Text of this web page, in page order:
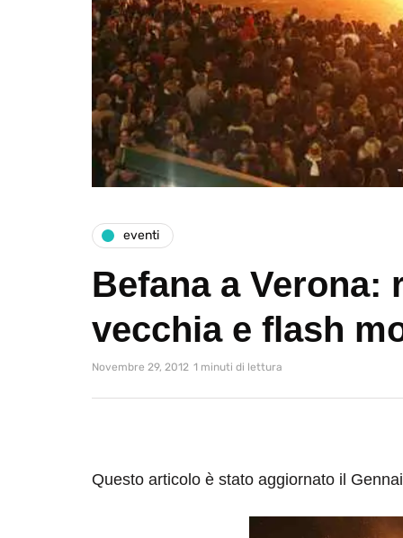
eventi
Befana a Verona:
vecchia e flash
Novembre 29, 2012 1 minuti di lettura
Questo articolo è stato aggiornato il